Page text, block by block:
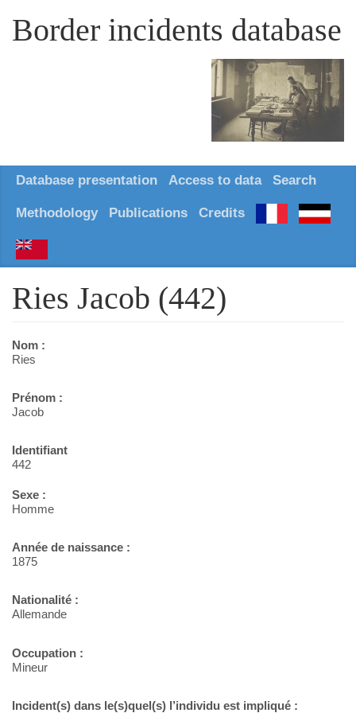
Border incidents database
Database presentation Access to data Search
Methodology Publications Credits
Ries Jacob (442)
Nom :
Ries
Prénom :
Jacob
Identifiant
442
Sexe :
Homme
Année de naissance :
1875
Nationalité :
Allemande
Occupation :
Mineur
Incident(s) dans le(s)quel(s) l’individu est impliqué :